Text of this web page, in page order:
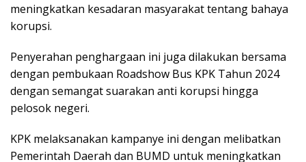
meningkatkan kesadaran masyarakat tentang bahaya
korupsi.
Penyerahan penghargaan ini juga dilakukan bersama
dengan pembukaan Roadshow Bus KPK Tahun 2024
dengan semangat suarakan anti korupsi hingga
pelosok negeri.
KPK melaksanakan kampanye ini dengan melibatkan
Pemerintah Daerah dan BUMD untuk meningkatkan